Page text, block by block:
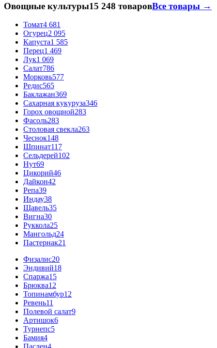
Овощные культуры15 248 товаровВсе товары →
Томат4 681
Огурец2 095
Капуста1 585
Перец1 469
Лук1 069
Салат786
Морковь577
Редис565
Баклажан369
Сахарная кукуруза346
Горох овощной283
Фасоль283
Столовая свекла263
Чеснок148
Шпинат117
Сельдерей102
Нут69
Цикорий46
Дайкон42
Репа39
Индау38
Щавель35
Вигна30
Руккола25
Мангольд24
Пастернак21
Физалис20
Эндивий18
Спаржа15
Брюква12
Топинамбур12
Ревень11
Полевой салат9
Артишок6
Турнепс5
Бамия4